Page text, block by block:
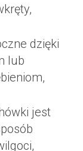
dzięki
lub
jest